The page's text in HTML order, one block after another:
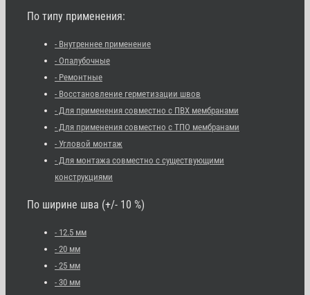
По типу применения:
- Внутреннее применение
- Опалубочные
- Ремонтные
- Восстановление герметизации швов
- Для применения совместно с ПВХ мембранами
- Для применения совместно с ТПО мембранами
- Угловой монтаж
- Для монтажа совместно с существующими
конструкциями
По ширине шва (+/- 10 %)
- 12.5 мм
- 20 мм
- 25 мм
- 30 мм